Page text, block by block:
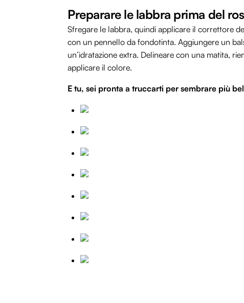
Preparare le labbra prima del
Sfregare le labbra, quindi applicare il correttore
con un pennello da fondotinta. Aggiungere un
un’idratazione extra. Delineare con una matita,
applicare il colore.
E tu, sei pronta a truccarti per sembrare più